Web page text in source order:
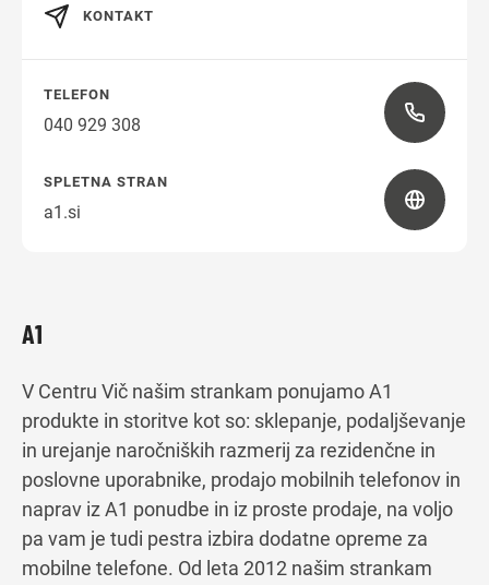
A1
V Centru Vič našim strankam ponujamo A1
produkte in storitve kot so: sklepanje, podaljševanje
in urejanje naročniških razmerij za rezidenčne in
poslovne uporabnike, prodajo mobilnih telefonov in
naprav iz A1 ponudbe in iz proste prodaje, na voljo
pa vam je tudi pestra izbira dodatne opreme za
mobilne telefone. Od leta 2012 našim strankam
KONTAKT
TELEFON
040 929 308
SPLETNA STRAN
a1.si